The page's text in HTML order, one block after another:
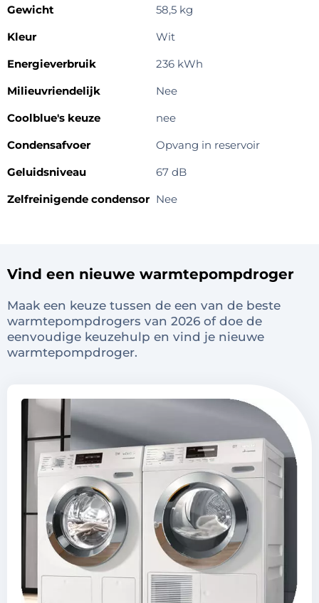
Gewicht
58,5 kg
Kleur
Wit
Energieverbruik
236 kWh
Milieuvriendelijk
Nee
Coolblue's keuze
nee
Condensafvoer
Opvang in reservoir
Geluidsniveau
67 dB
Zelfreinigende condensor Nee
Vind een nieuwe warmtepompdroger
Maak een keuze tussen de een van de beste
warmtepompdrogers van 2026 of doe de
eenvoudige keuzehulp en vind je nieuwe
warmtepompdroger.